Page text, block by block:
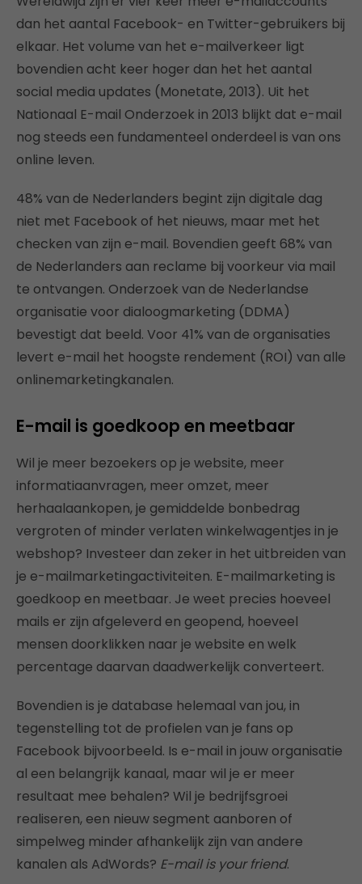
dan het aantal Facebook- en Twitter-gebruikers bij
elkaar. Het volume van het e-mailverkeer ligt
bovendien acht keer hoger dan het het aantal
social media updates (Monetate, 2013). Uit het
Nationaal E-mail Onderzoek in 2013 blijkt dat e-mail
nog steeds een fundamenteel onderdeel is van ons
online leven.
48% van de Nederlanders begint zijn digitale dag
niet met Facebook of het nieuws, maar met het
checken van zijn e-mail. Bovendien geeft 68% van
de Nederlanders aan reclame bij voorkeur via mail
te ontvangen. Onderzoek van de Nederlandse
organisatie voor dialoogmarketing (DDMA)
bevestigt dat beeld. Voor 41% van de organisaties
levert e-mail het hoogste rendement (ROI) van alle
onlinemarketingkanalen.
E-mail is goedkoop en meetbaar
Wil je meer bezoekers op je website, meer
informatiaanvragen, meer omzet, meer
herhaalaankopen, je gemiddelde bonbedrag
vergroten of minder verlaten winkelwagentjes in je
webshop? Investeer dan zeker in het uitbreiden van
je e-mailmarketingactiviteiten. E-mailmarketing is
goedkoop en meetbaar. Je weet precies hoeveel
mails er zijn afgeleverd en geopend, hoeveel
mensen doorklikken naar je website en welk
percentage daarvan daadwerkelijk converteert.
Bovendien is je database helemaal van jou, in
tegenstelling tot de profielen van je fans op
Facebook bijvoorbeeld. Is e-mail in jouw organisatie
al een belangrijk kanaal, maar wil je er meer
resultaat mee behalen? Wil je bedrijfsgroei
realiseren, een nieuw segment aanboren of
simpelweg minder afhankelijk zijn van andere
kanalen als AdWords? E-mail is your friend.